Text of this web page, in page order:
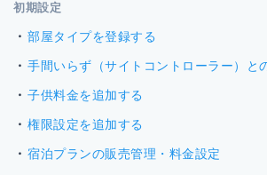
初期設定
部屋タイプを登録する
手間いらず（サイトコントローラー）と
子供料金を追加する
権限設定を追加する
宿泊プランの販売管理・料金設定